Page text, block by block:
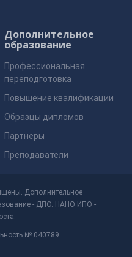
Дополнительное
образование
Профессиональная
переподготовка
Повышение квалификации
Образцы дипломов
Партнеры
Преподаватели
Дополнительное
- ДПО. НАНО ИПО -
№ 040789